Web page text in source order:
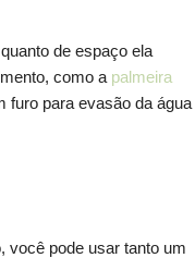
de espaço ela
como a palmeira
furo para evasão da água
você pode usar tanto um